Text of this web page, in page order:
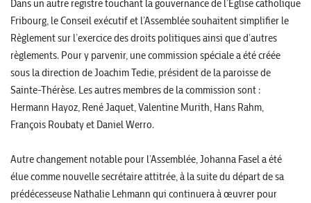
Dans un autre registre touchant la gouvernance de l’Église catholique
Fribourg, le Conseil exécutif et l’Assemblée souhaitent simplifier le
Règlement sur l’exercice des droits politiques ainsi que d’autres
règlements. Pour y parvenir, une commission spéciale a été créée
sous la direction de Joachim Tedie, président de la paroisse de
Sainte-Thérèse. Les autres membres de la commission sont :
Hermann Hayoz, René Jaquet, Valentine Murith, Hans Rahm,
François Roubaty et Daniel Werro.
Autre changement notable pour l’Assemblée, Johanna Fasel a été
élue comme nouvelle secrétaire attitrée, à la suite du départ de sa
prédécesseuse Nathalie Lehmann qui continuera à œuvrer pour